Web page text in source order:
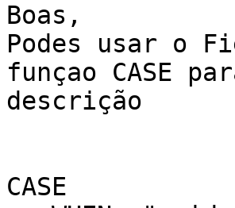
Boas,
Podes usar o
funçao CASE
descrição
CASE